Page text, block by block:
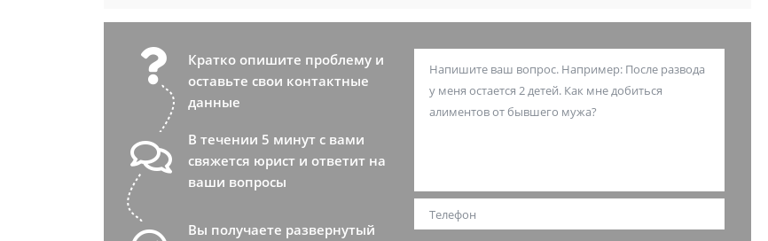
Кратко опишите проблему и
оставьте свои контактные
данные
В течении 5 минут с вами
свяжется юрист и ответит на
ваши вопросы
Вы получаете развернутый